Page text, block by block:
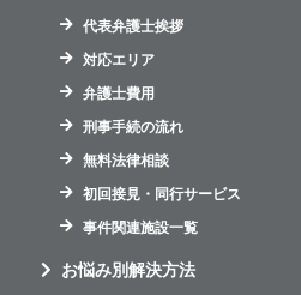
代表弁護士挨拶
対応エリア
弁護士費用
刑事手続の流れ
無料法律相談
初回接見・同行サービス
事件関連施設一覧
お悩み別解決方法